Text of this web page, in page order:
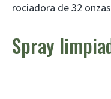
rociadora de 32
Spray